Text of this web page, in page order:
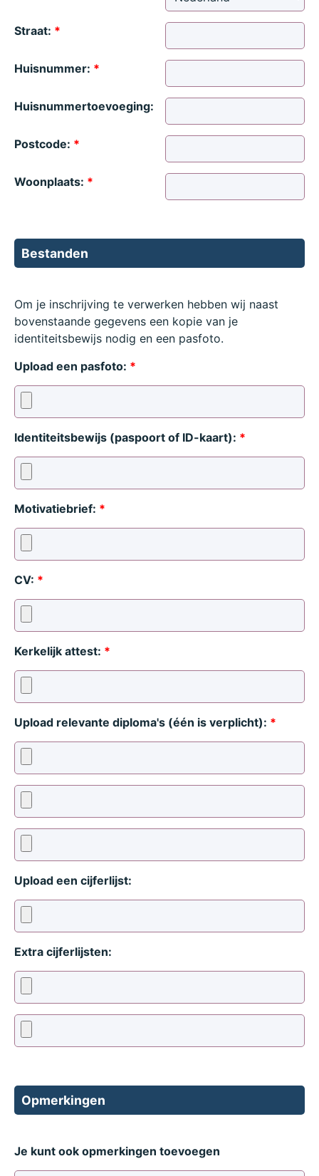
Straat: *
Huisnummer: *
Huisnummertoevoeging:
Postcode: *
Woonplaats: *
Bestanden
Om je inschrijving te verwerken hebben wij naast
bovenstaande gegevens een kopie van je
identiteitsbewijs nodig en een pasfoto.
Upload een pasfoto: *
Identiteitsbewijs (paspoort of ID-kaart): *
Motivatiebrief: *
CV: *
Kerkelijk attest: *
Upload relevante diploma's (één is verplicht): *
Upload een cijferlijst:
Extra cijferlijsten:
Opmerkingen
Je kunt ook opmerkingen toevoegen